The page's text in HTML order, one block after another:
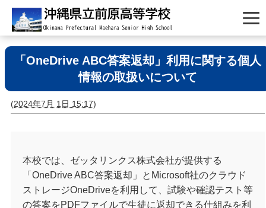
「OneDrive ABC答案返却」利用に関する個人
情報の取扱いについて
(2024年7月 1日 15:17)
本校では、ゼッタリンクス株式会社が提供する
「OneDrive ABC答案返却」とMicrosoft社のクラウド
ストレージOneDriveを利用して、試験や確認テスト等
の答案をPDFファイルで生徒に返却できる仕組みを利